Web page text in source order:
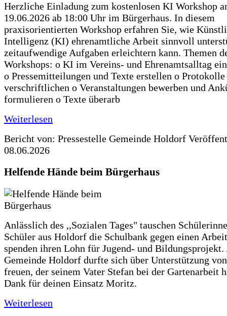
Herzliche Einladung zum kostenlosen KI Workshop
19.06.2026 ab 18:00 Uhr im Bürgerhaus. In diesem
praxisorientierten Workshop erfahren Sie, wie
Intelligenz (KI) ehrenamtliche Arbeit sinnvoll
zeitaufwendige Aufgaben erleichtern kann. Themen
Workshops: o KI im Vereins- und Ehrenamtsalltag
o Pressemitteilungen und Texte erstellen o
verschriftlichen o Veranstaltungen bewerben und
formulieren o Texte überarb
Weiterlesen
Bericht von: Pressestelle Gemeinde Holdorf
08.06.2026
Helfende Hände beim Bürgerhaus
Anlässlich des ,,Sozialen Tages" tauschen
Schüler aus Holdorf die Schulbank gegen einen
spenden ihren Lohn für Jugend- und Bildungsprojekt.
Gemeinde Holdorf durfte sich über Unterstützung
freuen, der seinem Vater Stefan bei der Gartenarbeit
Dank für deinen Einsatz Moritz.
Weiterlesen